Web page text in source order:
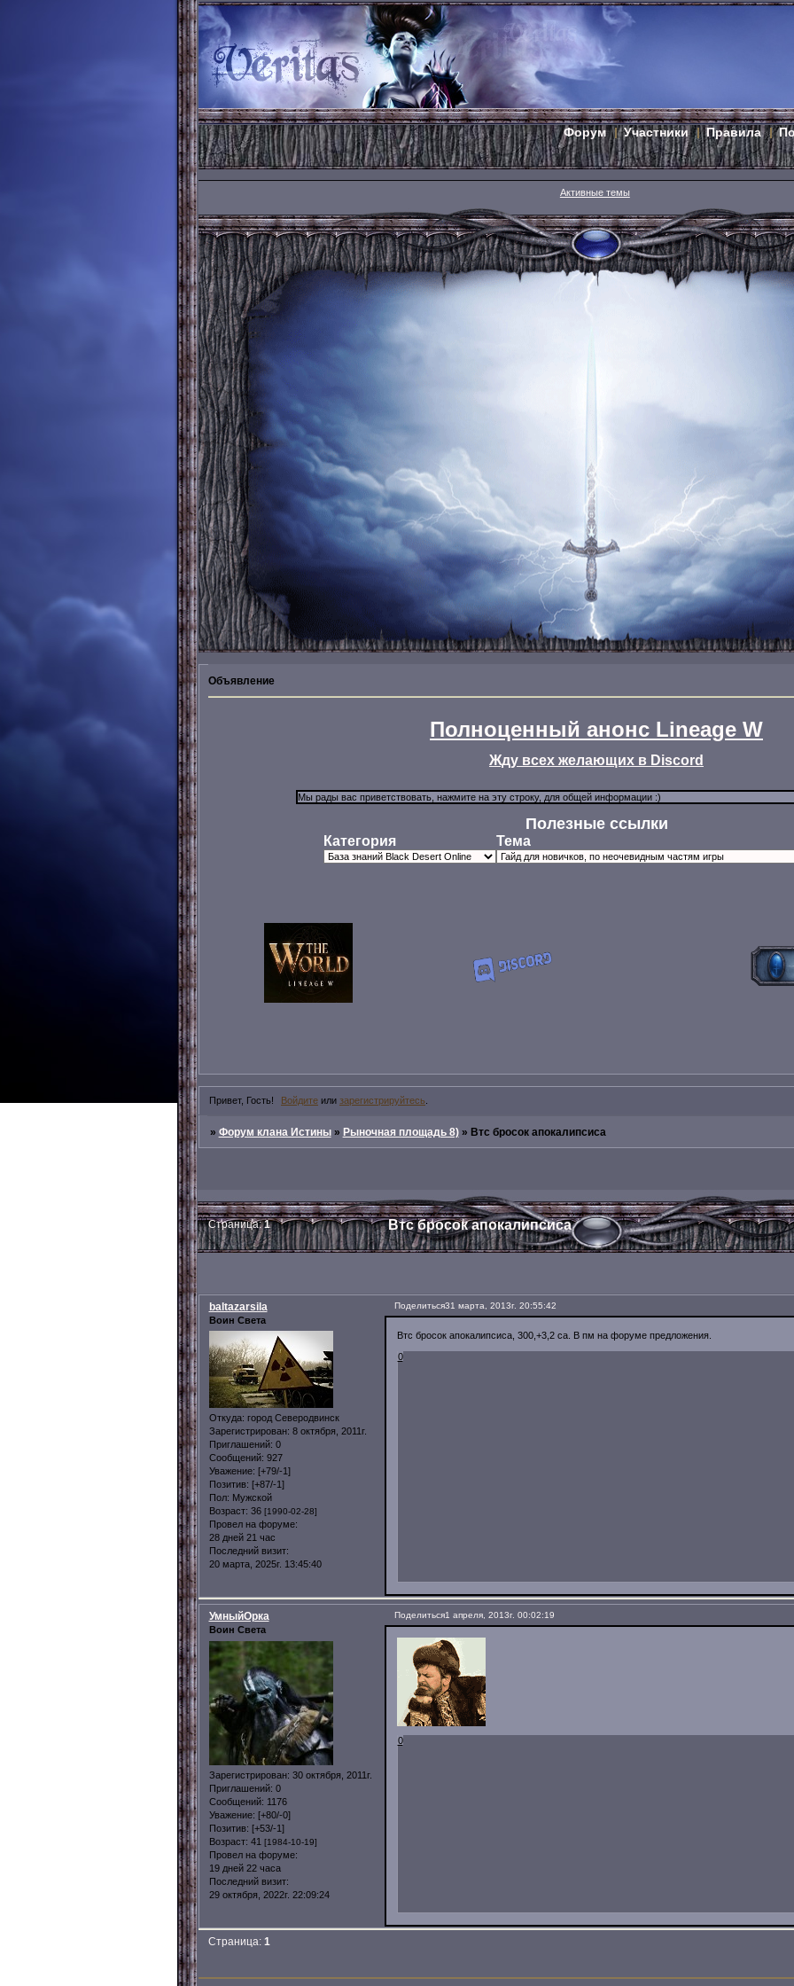
Форум Участники Правила
Активные темы
Объявление
Полноценный анонс Lineage W
Жду всех желающих в Discord
Полезные ссылки
Категория Тема
Привет, Гость! Войдите или зарегистрируйтесь
» Форум клана Истины » Рыночная площадь 8) » Втс бросок апокалипсиса
Втс бросок апокалипсиса
Страница:1
Поделиться31 марта, 2013г. 20:55:42
baltazarsila
Воин Света
Откуда: город Северодвинск
Зарегистрирован: 8 октября, 2011г.
Приглашений: 0
Сообщений: 927
Уважение: [+79/-1]
Позитив: [+87/-1]
Пол: Мужской
Возраст: 36 [1990-02-28]
Провел на форуме:
28 дней 21 час
Последний визит:
20 марта, 2025г. 13:45:40
Втс бросок апокалипсиса, 300,+3,2 са. В пм на форуме предложения.
0
Поделиться1 апреля, 2013г. 00:02:19
УмныйОрка
Воин Света
Зарегистрирован: 30 октября, 2011г.
Приглашений: 0
Сообщений: 1176
Уважение: [+80/-0]
Позитив: [+53/-1]
Возраст: 41 [1984-10-19]
Провел на форуме:
19 дней 22 часа
Последний визит:
29 октября, 2022г. 22:09:24
0
Страница: 1